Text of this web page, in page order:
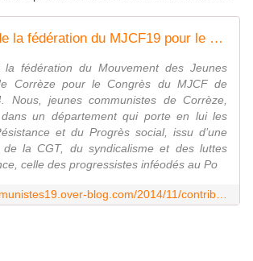
Contribution de la fédération du MJCF19 pour le Congrès national de décembre 2014.
la fédération du Mouvement des Jeunes
Corrèze pour le Congrès du MJCF de
Nous, jeunes communistes de Corrèze,
un département qui porte en lui les
et du Progrès social, issu d’une
de la CGT, du syndicalisme et des luttes
celle des progressistes inféodés au Po